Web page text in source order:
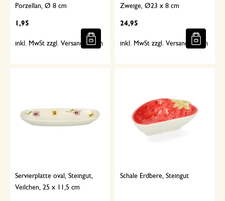
Porzellan, Ø 8 cm
1,95
inkl. MwSt zzgl. Versandkosten
Zweige, Ø23 x 8 cm
24,95
inkl. MwSt zzgl. Versandkosten
Servierplatte oval, Steingut,
Veilchen, 25 x 11,5 cm
Schale Erdbere, Steingut